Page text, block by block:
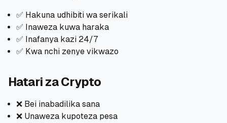
✅ Hakuna udhibiti wa serikali
✅ Inaweza kuwa haraka
✅ Inafanya kazi 24/7
✅ Kwa nchi zenye vikwazo
Hatari za Crypto
❌ Bei inabadilika sana
❌ Unaweza kupoteza pesa